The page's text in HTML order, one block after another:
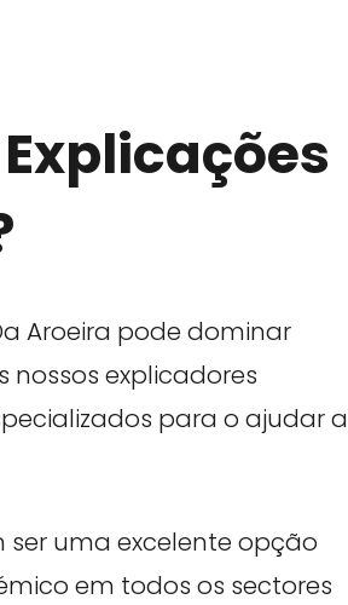
Aroeira pode dominar
nossos explicadores
para o ajudar a
ser uma excelente opção
em todos os sectores